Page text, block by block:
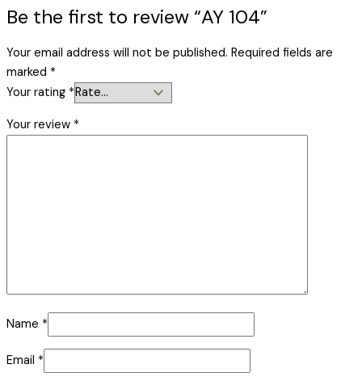
Be the first to review “AY 104”
Your email address will not be published. Required fields are
marked *
Your rating *
Your review *
Name *
Email *